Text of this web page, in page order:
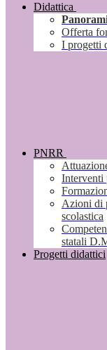
Didattica
Offerta
I progetti
PNRR
Interventi
Azioni di
scolastica
statali
Progetti didattici